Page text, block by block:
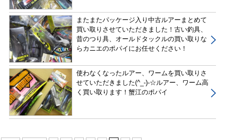
またまたパッケージ入り中古ルアーまとめて
買い取りさせていただきました！古い釣具、
昔のつり具、オールドタックルの買い取りな
らカニエのポパイにお任せください！
使わなくなったルアー、ワームを買い取りさ
せていただきました(^_-)-☆ルアー、ワーム高
く買い取ります！蟹江のポパイ